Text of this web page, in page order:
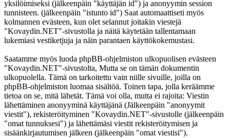
yksilöimiseksi (jälkeenpäin "käyttäjän id") ja anonyymin session
tunnisteen. (jälkeenpäin "istunto id") Saat automaattiseti myös
kolmannen evästeen, kun olet selannut joitakin viestejä
"Kovaydin.NET"-sivustolla ja näitä käytetään tallentamaan
lukemiasi vestiketjuja ja näin parantaen käyttökokemustasi.
Saatamme myös luoda phpBB-ohjelmiston ulkopuolisen evästeen
"Kovaydin.NET"-sivustolta, Mutta se on tämän dokumentin
ulkopuolella. Tämä on tarkoitettu vain niille sivuille, joilla on
phpBB-ohjelmiston luomaa sisältöä. Toinen tapa, jolla keräämme
tietoa on se, mitä lähetät. Tämä voi olla, mutta ei rajoita: Viestin
lähettäminen anonyyminä käyttäjänä (Jälkeenpäin "anonyymit
viestit"), rekisteröityminen "Kovaydin.NET"-sivustolle (jälkeenpäin
"omat tunnuksesi") ja lähettämäsi viestit rekisteröitymisen ja
sisäänkirjautumisen jälkeen (jälkeenpäin "omat viestisi").